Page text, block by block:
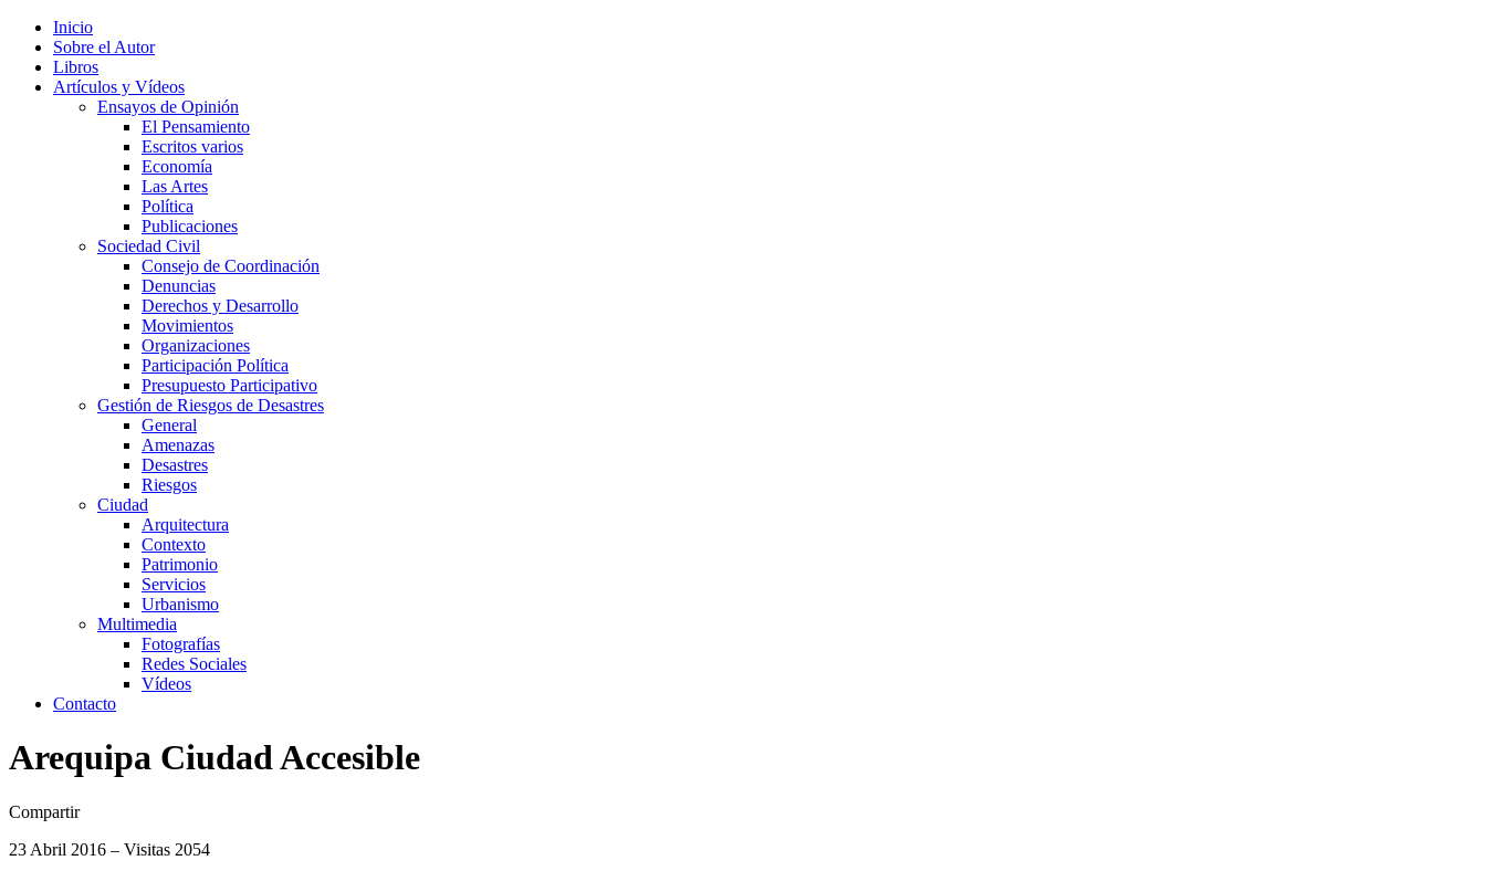
Inicio
Sobre el Autor
Libros
Artículos y Vídeos
Ensayos de Opinión
El Pensamiento
Escritos varios
Economía
Las Artes
Política
Publicaciones
Sociedad Civil
Consejo de Coordinación
Denuncias
Derechos y Desarrollo
Movimientos
Organizaciones
Participación Política
Presupuesto Participativo
Gestión de Riesgos de Desastres
General
Amenazas
Desastres
Riesgos
Ciudad
Arquitectura
Contexto
Patrimonio
Servicios
Urbanismo
Multimedia
Fotografías
Redes Sociales
Vídeos
Contacto
Arequipa Ciudad Accesible
Compartir
23 Abril 2016 – Visitas 2054